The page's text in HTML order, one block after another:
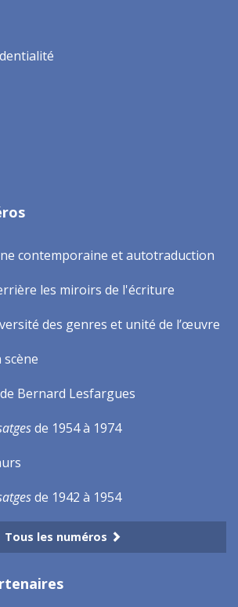
contemporaine et autotraduction
les miroirs de l'écriture
des genres et unité de l’œuvre
scène
Bernard Lesfargues
de 1954 à 1974
de 1942 à 1954
Tous les numéros